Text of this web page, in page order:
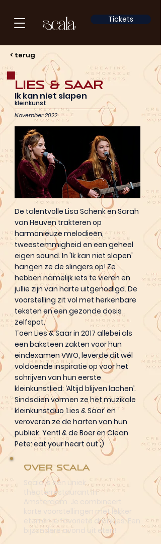
Tickets
< terug
Lies & Saar
Ik kan niet slapen
kleinkunst
November 2022
De talentvolle Lisa Schenk en Sarah
van Heuven trakteren op
harmonieuze melodieën,
tweestemmigheid en een geheel
eigen sound. In 'Ik kan niet slapen'
hangen ze de slingers op! Ze
hebben namelijk iets te vieren en
jullie zijn van harte uitgenodigd. De
voorstelling zit vol met herkenbare
teksten en een gezonde dosis
zelfspot.
Toen Lies & Saar in 2017 allebei als
een baksteen zakten voor hun
eindexamen VWO, leverde dit wél
voldoende inspiratie op voor het
schrijven van hun eerste
kleinkunstlied: ‘Altijd blijven lachen’.
Sindsdien vormen ze het muzikale
kleinkunstduo ‘Lies & Saar’ en
veroveren ze de harten van hun
publiek. Yentl & de Boer en Clean
Pete: eat your heart out ;)
Over Scala
Scala is een uniek
theaterrestaurant in
Amsterdam. Je combineert
korte voorstellingen met lekker
eten én je favoriete drankjes. Een
bijzondere avond uit eten!